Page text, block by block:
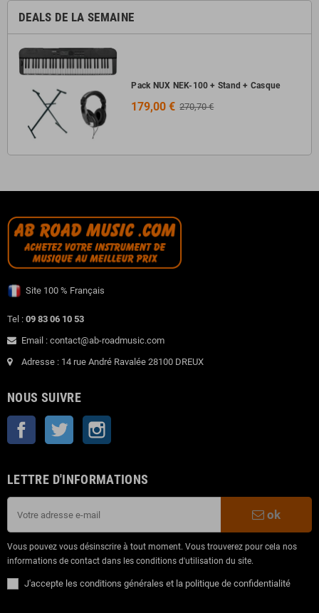
DEALS DE LA SEMAINE
Pack NUX NEK-100 + Stand + Casque
179,00 € 270,70 €
Site 100 % Français
Tel : 09 83 06 10 53
Email : contact@ab-roadmusic.com
Adresse : 14 rue André Ravalée 28100 DREUX
NOUS SUIVRE
Facebook Twitter
LETTRE D'INFORMATIONS
ok
Vous pouvez vous désinscrire à tout moment. Vous trouverez pour cela nos
informations de contact dans les conditions d'utilisation du site.
J'accepte les conditions générales et la politique de confidentialité